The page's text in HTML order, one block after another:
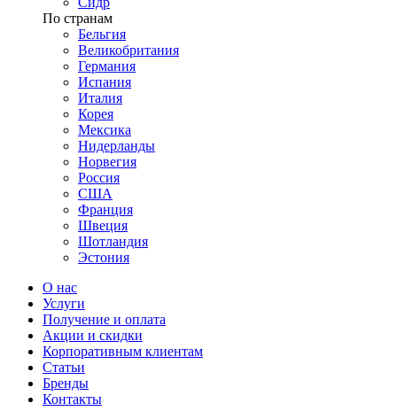
По странам
Бельгия
Великобритания
Германия
Испания
Италия
Корея
Мексика
Нидерланды
Норвегия
Россия
США
Франция
Швеция
Шотландия
Эстония
О нас
Услуги
Получение и оплата
Акции и скидки
Корпоративным клиентам
Статьи
Бренды
Контакты